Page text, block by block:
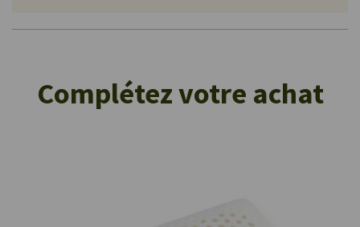
Complétez votre achat